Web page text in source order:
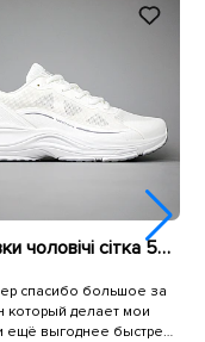
Кросівки чоловічі сітка 594396 Білі
спасибо большое за
который делает мои
ещё выгоднее быстрее